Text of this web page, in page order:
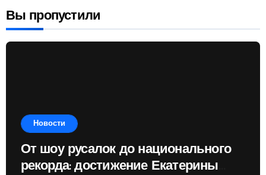
Вы пропустили
Новости
От шоу русалок до национального
рекорда: достижение Екатерины